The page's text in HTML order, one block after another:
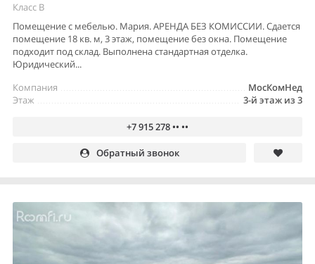
Класс B
Помещение с мебелью. Мария. АРЕНДА БЕЗ КОМИССИИ. Сдается
помещение 18 кв. м, 3 этаж, помещение без окна. Помещение
подходит под склад. Выполнена стандартная отделка.
Юридический...
МосКомНед
Компания
3-й этаж из 3
Этаж
+7 915 278 •• ••
Обратный звонок